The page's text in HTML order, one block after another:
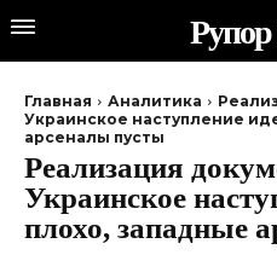
Главная Аналитика
Украинское наступление
арсеналы пусты
Реализация
Украинское
плохо, западные